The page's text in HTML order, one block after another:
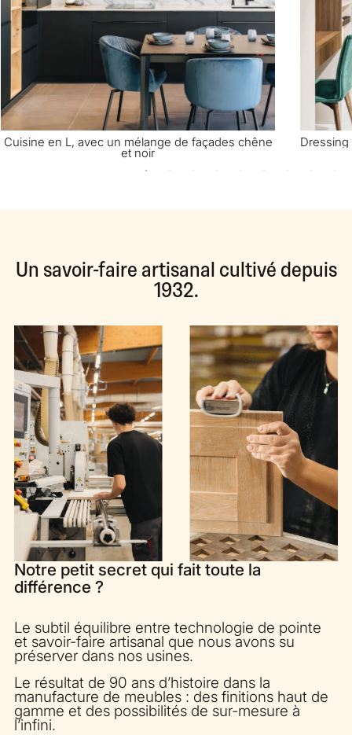
Cuisine en L, avec un mélange de façades chêne
et noir
Un savoir-faire artisanal cultivé depuis
1932.
Notre petit secret qui fait toute la
différence ?
Le subtil équilibre entre technologie de pointe
et savoir-faire artisanal que nous avons su
préserver dans nos usines.
Le résultat de 90 ans d’histoire dans la
manufacture de meubles : des finitions haut de
gamme et des possibilités de sur-mesure à
l’infini.